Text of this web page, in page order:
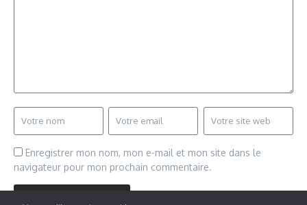
Enregistrer mon nom, mon e-mail et mon site dans le
navigateur pour mon prochain commentaire.